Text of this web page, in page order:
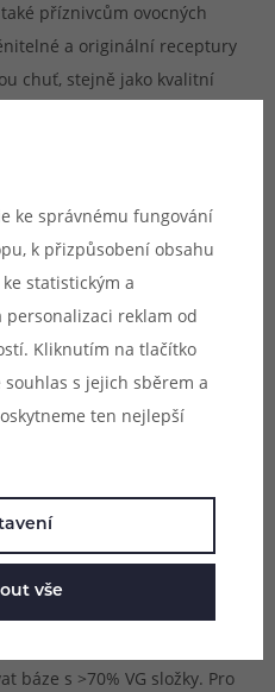
příznivcům ovocných
a originální receptury
chuť, stejně jako kvalitní
velké lahvičky s příchutí
Juice jsou dodávány v
s objemem 60 ml,
pro snadné smíchání s bází.
používány ty
suroviny a příchutě
pro uvedení na
Solo Juice: Do 60 ml
vapovat díky systému
báze s >70% VG složky. Pro
ke správnému fungování
k přizpůsobení obsahu
statistickým a
reklam od
Kliknutím na tlačítko
s jejich sběrem a
ten nejlepší
vše